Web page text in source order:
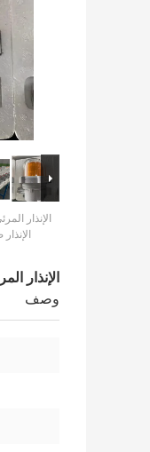
الإنذار
الإنذار ضوء تحذير
الإنذار
وصف